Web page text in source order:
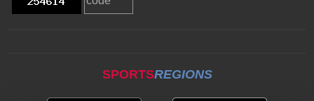
SPORTSREGIONS